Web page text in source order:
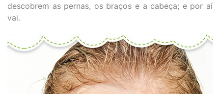
descobrem as pernas, os braços e a cabeça; e por aí
vai.